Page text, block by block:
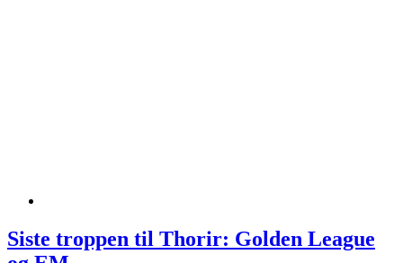
Siste troppen til Thorir: Golden League